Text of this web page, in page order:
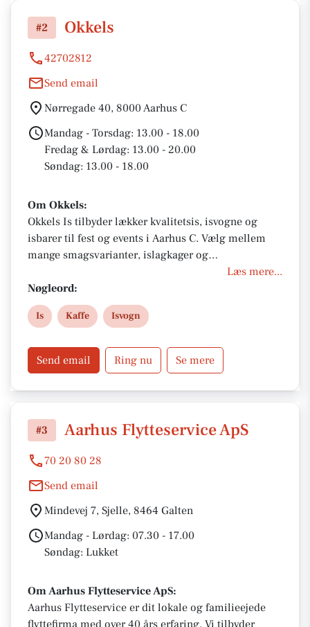
#2 Okkels
42702812
Send email
Nørregade 40, 8000 Aarhus C
Mandag - Torsdag: 13.00 - 18.00
Fredag & Lørdag: 13.00 - 20.00
Søndag: 13.00 - 18.00
Om Okkels:
Okkels Is tilbyder lækker kvalitetsis, isvogne og
isbarer til fest og events i Aarhus C. Vælg mellem
mange smagsvarianter, islagkager og
skræddersyede løsninger til dit arrengement. Perfekt
til enhver fest med nem booking, levering og fokus
på bæredygtighed og smagsoplevelser.
Læs mere...
Nøgleord:
Is Kaffe Isvogn
Send email Ring nu Se mere
#3 Aarhus Flytteservice ApS
70 20 80 28
Send email
Mindevej 7, Sjelle, 8464 Galten
Mandag - Lørdag: 07.30 - 17.00
Søndag: Lukket
Om Aarhus Flytteservice ApS:
Aarhus Flytteservice er dit lokale og familieejede
flyttefirma med over 40 års erfaring. Vi tilbyder